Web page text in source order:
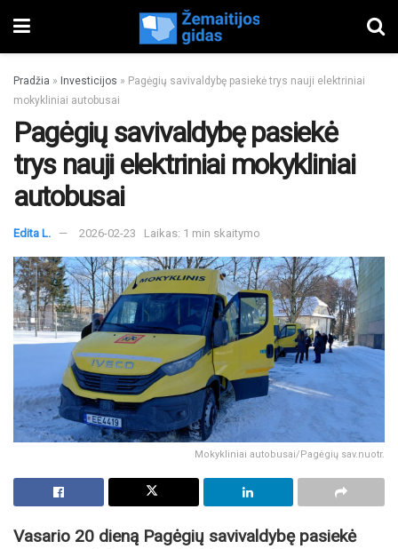
Pradžia » Investicijos » Pagėgių savivaldybę pasiekė trys nauji elektriniai
mokykliniai autobusai
Pagėgių savivaldybę pasiekė
trys nauji elektriniai mokykliniai
autobusai
Edita L. 2026-02-23 Laikas: 1 min skaitymo
Mokykliniai autobusai/Pagėgių sav.nuotr.
Vasario 20 dieną Pagėgių savivaldybę pasiekė